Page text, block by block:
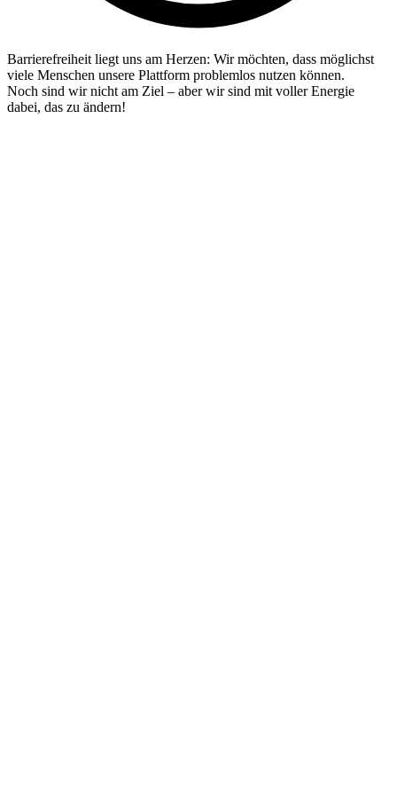
Barrierefreiheit liegt uns am Herzen: Wir möchten, dass möglichst
viele Menschen unsere Plattform problemlos nutzen können.
Noch sind wir nicht am Ziel – aber wir sind mit voller Energie
dabei, das zu ändern!